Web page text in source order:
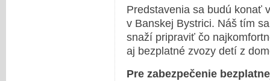
Predstavenia sa budú konať
v Banskej Bystrici. Náš tím
snaží pripraviť čo
aj bezplatné zvozy detí z
Pre zabezpečenie